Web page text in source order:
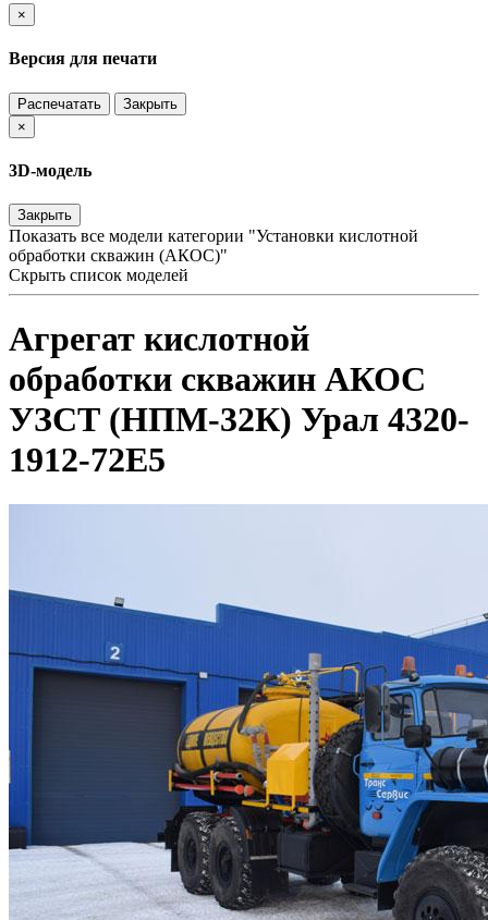
×
Версия для печати
Распечатать
Закрыть
×
3D-модель
Закрыть
Показать все модели категории "Установки кислотной
обработки скважин (АКОС)"
Скрыть список моделей
Агрегат кислотной
обработки скважин АКОС
УЗСТ (НПМ-32К) Урал 4320-
1912-72Е5